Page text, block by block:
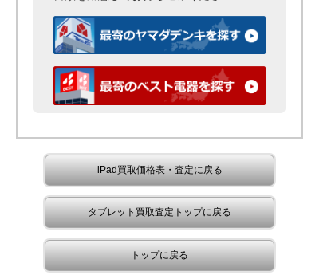
iPad買取価格表・査定に戻る
タブレット買取査定トップに戻る
トップに戻る